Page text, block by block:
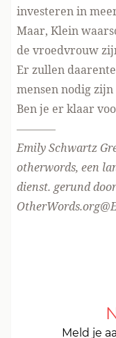
investeren in
Maar, Klein
de vroedvrouw
Er zullen
mensen nodig
Ben je er klaar
———–
Emily Schwartz
otherwords, een
dienst. gerund
Meld je